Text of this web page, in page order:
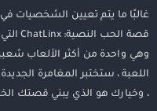
غالبًا ما يتم تعيين الشخصيات
وهي واحدة من أكثر الألعاب
اللعبة ، ستختبر المغامرة
، وخيارك هو الذي يبني قصتك